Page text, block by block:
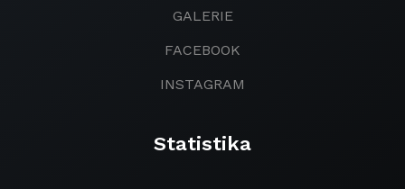
GALERIE
FACEBOOK
INSTAGRAM
Statistika